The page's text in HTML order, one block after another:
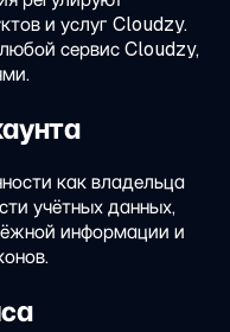
и услуг Cloudzy.
сервис Cloudzy,
как владельца
учётных данных,
информации и